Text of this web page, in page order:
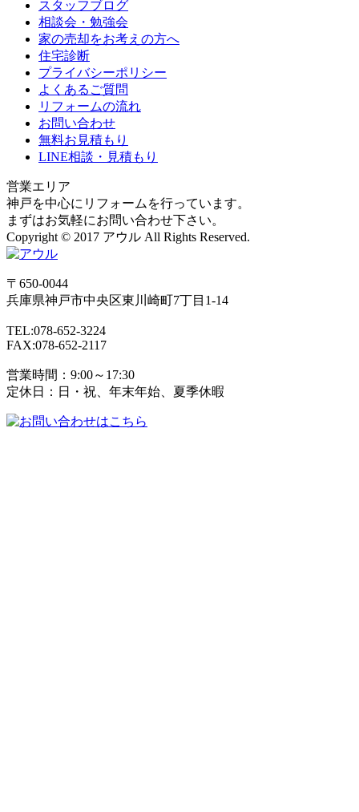
スタッフブログ
相談会・勉強会
家の売却をお考えの方へ
住宅診断
プライバシーポリシー
よくあるご質問
リフォームの流れ
お問い合わせ
無料お見積もり
LINE相談・見積もり
営業エリア
神戸を中心にリフォームを行っています。
まずはお気軽にお問い合わせ下さい。
Copyright © 2017 アウル All Rights Reserved.
〒650-0044
兵庫県神戸市中央区東川崎町7丁目1-14
TEL:078-652-3224
FAX:078-652-2117
営業時間：9:00～17:30
定休日：日・祝、年末年始、夏季休暇